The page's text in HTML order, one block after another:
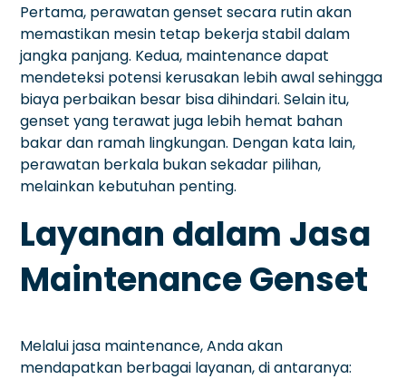
Pertama, perawatan genset secara rutin akan
memastikan mesin tetap bekerja stabil dalam
jangka panjang. Kedua, maintenance dapat
mendeteksi potensi kerusakan lebih awal sehingga
biaya perbaikan besar bisa dihindari. Selain itu,
genset yang terawat juga lebih hemat bahan
bakar dan ramah lingkungan. Dengan kata lain,
perawatan berkala bukan sekadar pilihan,
melainkan kebutuhan penting.
Layanan dalam Jasa
Maintenance Genset
Melalui jasa maintenance, Anda akan
mendapatkan berbagai layanan, di antaranya: